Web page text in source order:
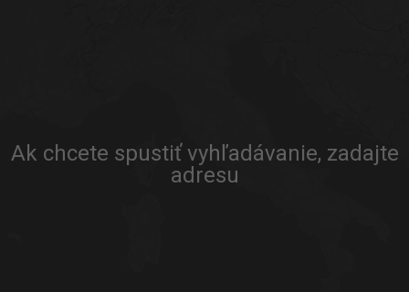
Ak chcete spustiť vyhľadávanie, zadajte
adresu